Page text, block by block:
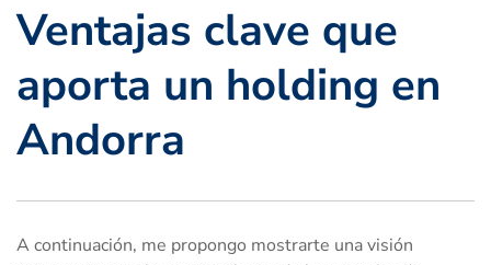
Ventajas clave que
aporta un holding en
Andorra
A continuación, me propongo mostrarte una visión